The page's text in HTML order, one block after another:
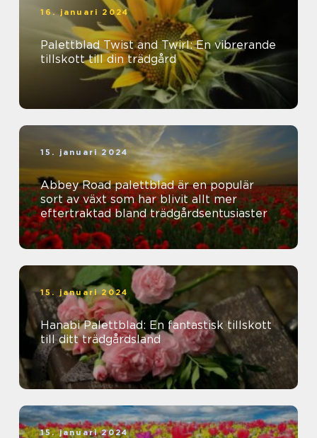
16. januari 2024
Palettblad Twist and Twirl: En vibrerande
tillskott till din trädgård
15. januari 2024
Abbey Road palettblad är en populär
sort av växt som har blivit allt mer
eftertraktad bland trädgårdsentusiaster
15. januari 2024
Hanabi Palettblad: En fantastisk tillskott
till ditt trädgårdsland
15. januari 2024